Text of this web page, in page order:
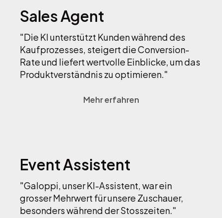
Sales Agent
"Die KI unterstützt Kunden während des
Kaufprozesses, steigert die Conversion-
Rate und liefert wertvolle Einblicke, um das
Produktverständnis zu optimieren."
Mehr erfahren
Event Assistent
"Galoppi, unser KI-Assistent, war ein
grosser Mehrwert für unsere Zuschauer,
besonders während der Stosszeiten."